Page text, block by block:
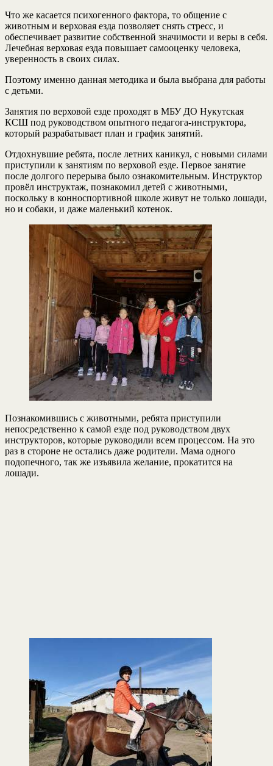
Что же касается психогенного фактора, то общение с
животным и верховая езда позволяет снять стресс, и
обеспечивает развитие собственной значимости и веры в себя.
Лечебная верховая езда повышает самооценку человека,
уверенность в своих силах.
Поэтому именно данная методика и была выбрана для работы
с детьми.
Занятия по верховой езде проходят в МБУ ДО Нукутская
КСШ под руководством опытного педагога-инструктора,
который разрабатывает план и график занятий.
Отдохнувшие ребята, после летних каникул, с новыми силами
приступили к занятиям по верховой езде. Первое занятие
после долгого перерыва было ознакомительным. Инструктор
провёл инструктаж, познакомил детей с животными,
поскольку в конноспортивной школе живут не только лошади,
но и собаки, и даже маленький котенок.
Познакомившись с животными, ребята приступили
непосредственно к самой езде под руководством двух
инструкторов, которые руководили всем процессом. На это
раз в стороне не остались даже родители. Мама одного
подопечного, так же изъявила желание, прокатится на
лошади.